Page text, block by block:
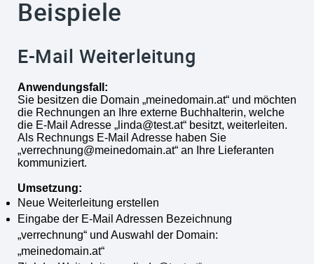
Beispiele
E-Mail Weiterleitung
Anwendungsfall:
Sie besitzen die Domain „meinedomain.at“ und möchten
die Rechnungen an Ihre externe Buchhalterin, welche
die E-Mail Adresse „linda@test.at“ besitzt, weiterleiten.
Als Rechnungs E-Mail Adresse haben Sie
„verrechnung@meinedomain.at“ an Ihre Lieferanten
kommuniziert.
Umsetzung:
Neue Weiterleitung erstellen
Eingabe der E-Mail Adressen Bezeichnung
„verrechnung“ und Auswahl der Domain:
„meinedomain.at“